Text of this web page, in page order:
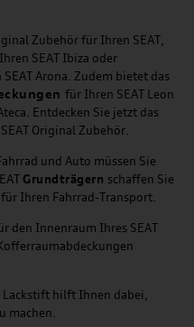
Zubehör für Ihren SEAT,
SEAT Ibiza oder
Arona. Zudem bietet das
für Ihren SEAT Leon
Entdecken Sie jetzt das
Original Zubehör.
und Auto müssen Sie
Grundträgern schaffen Sie
Ihren Fahrrad-Transport.
den Innenraum Ihres SEAT
Lackstift hilft Ihnen dabei,
machen.